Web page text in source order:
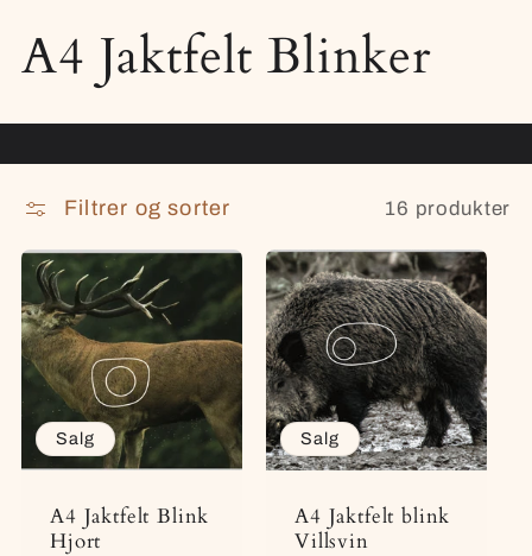
S
a
m
l
i
n
g
:
A4 Jaktfelt Blinker
Filtrer og sorter 16 produkter
Salg
A4 Jaktfelt Blink
Hjort
Salg
A4 Jaktfelt blink
Villsvin